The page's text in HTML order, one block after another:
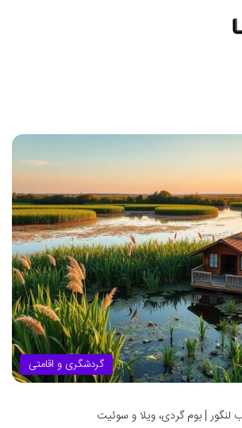
گردشگری و اقامتی
لنگور | بوم گردی، ویلا و سوئیت